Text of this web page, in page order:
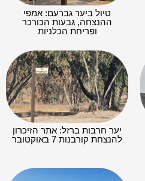
טיול ביער גברעם: אמפי
ההנצחה, גבעות הכורכר
ופריחת הכלניות
יער חרבות ברזל: אתר הזיכרון
להנצחת קורבנות 7 באוקטובר